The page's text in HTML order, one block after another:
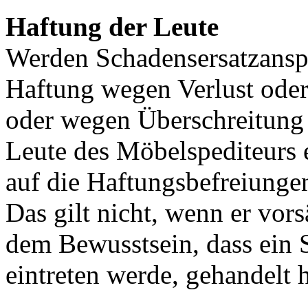
Haftung der Leute
Werden
Haftung wegen Verlust
oder wegen
Leute des Möbelspediteurs
auf die
Das gilt nicht, wenn er
dem Bewusstsein, dass
eintreten werde, gehandelt